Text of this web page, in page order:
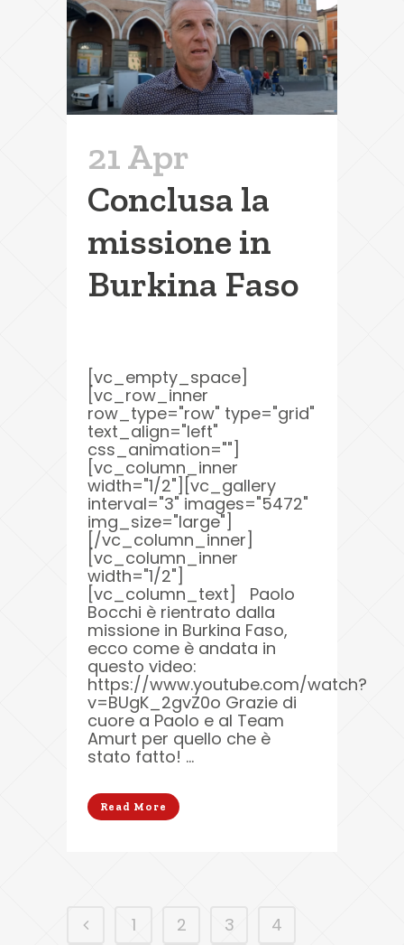
21 Apr
Conclusa la
missione in
Burkina Faso
[vc_empty_space]
[vc_row_inner
row_type="row" type="grid"
text_align="left"
css_animation=""]
[vc_column_inner
width="1/2"][vc_gallery
interval="3" images="5472"
img_size="large"]
[/vc_column_inner]
[vc_column_inner
width="1/2"]
[vc_column_text] Paolo
Bocchi è rientrato dalla
missione in Burkina Faso,
ecco come è andata in
questo video:
https://www.youtube.com/watch?
v=BUgK_2gvZ0o Grazie di
cuore a Paolo e al Team
Amurt per quello che è
stato fatto! ...
Read More
1 2 3
4